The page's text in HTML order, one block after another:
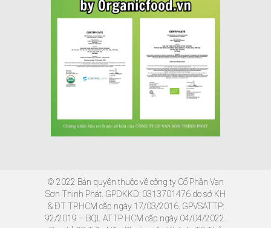
© 2022 Bản quyền thuộc về công ty Cổ Phần Vạn
Sơn Thịnh Phát. GPDKKD: 0313701476 do sở KH
& ĐT TP.HCM cấp ngày 17/03/2016. GPVSATTP:
92/2019 – BQL ATTP HCM cấp ngày 04/04/2022.